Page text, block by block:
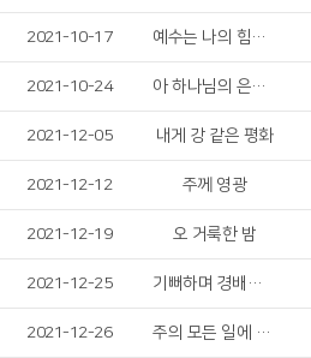
2021-10-17 예수는 나의 힘이요
2021-10-24 아 하나님의 은혜로
2021-12-05 내게 강 같은 평화
2021-12-12 주께 영광
2021-12-19 오 거룩한 밤
2021-12-25 기뻐하며 경배하세
2021-12-26 주의 모든 일에 감사드리며